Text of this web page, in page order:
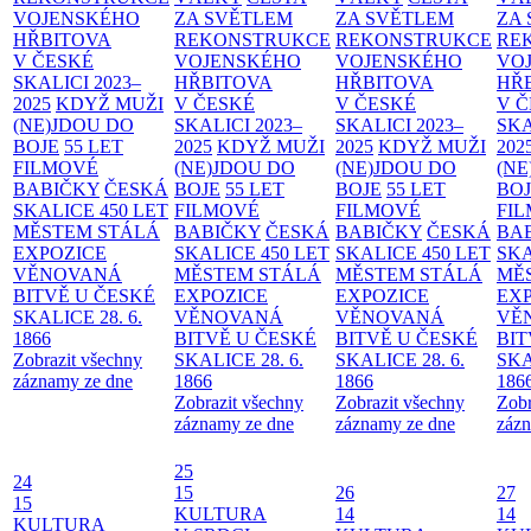
VOJENSKÉHO
HŘBITOVA
V ČESKÉ
SKALICI 2023–
2025 KDYŽ MUŽI
(NE)JDOU DO
BOJE 55 LET
FILMOVÉ
BABIČKY ČESKÁ
SKALICE 450 LET
MĚSTEM STÁLÁ
EXPOZICE
VĚNOVANÁ
BITVĚ U ČESKÉ
SKALICE 28. 6.
1866
Zobrazit všechny
záznamy ze dne
ZA SVĚTLEM
REKONSTRUKCE
VOJENSKÉHO
HŘBITOVA
V ČESKÉ
SKALICI 2023–
2025 KDYŽ MUŽI
(NE)JDOU DO
BOJE 55 LET
FILMOVÉ
BABIČKY ČESKÁ
SKALICE 450 LET
MĚSTEM STÁLÁ
EXPOZICE
VĚNOVANÁ
BITVĚ U ČESKÉ
SKALICE 28. 6.
1866
Zobrazit všechny
záznamy ze dne
ZA SVĚTLEM
REKONSTRUKCE
VOJENSKÉHO
HŘBITOVA
V ČESKÉ
SKALICI 2023–
2025 KDYŽ MUŽI
(NE)JDOU DO
BOJE 55 LET
FILMOVÉ
BABIČKY ČESKÁ
SKALICE 450 LET
MĚSTEM STÁLÁ
EXPOZICE
VĚNOVANÁ
BITVĚ U ČESKÉ
SKALICE 28. 6.
1866
Zobrazit všechny
záznamy ze dne
ZA
V
24
15
KULTURA
25
15
KULTURA
26
14
27
14